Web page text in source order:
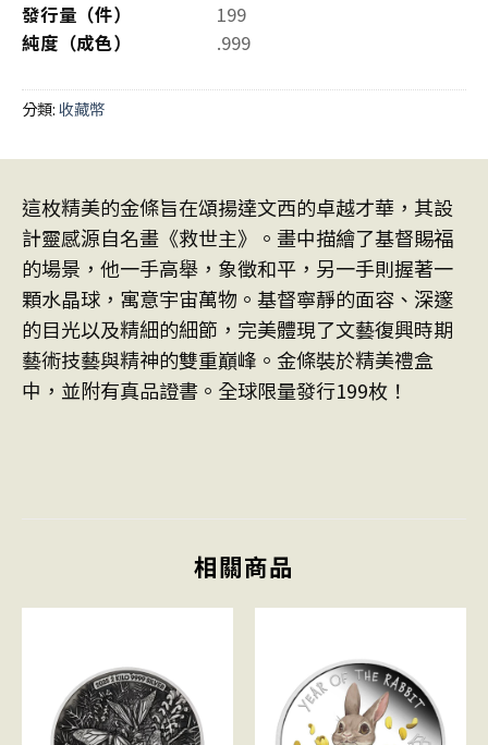
發行量（件）
199
純度（成色）
.999
分類:收藏幣
這枚精美的金條旨在頌揚達文西的卓越才華，其設
計靈感源自名畫《救世主》。畫中描繪了基督賜福
的場景，他一手高舉，象徵和平，另一手則握著一
顆水晶球，寓意宇宙萬物。基督寧靜的面容、深邃
的目光以及精細的細節，完美體現了文藝復興時期
藝術技藝與精神的雙重巔峰。金條裝於精美禮盒
中，並附有真品證書。全球限量發行199枚！
相關商品